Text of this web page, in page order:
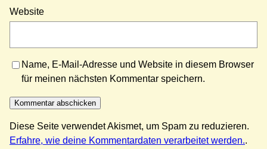
Website
Name, E-Mail-Adresse und Website in diesem Browser
für meinen nächsten Kommentar speichern.
Diese Seite verwendet Akismet, um Spam zu reduzieren.
Erfahre, wie deine Kommentardaten verarbeitet werden..